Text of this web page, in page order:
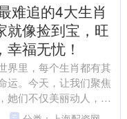
难追的4大生肖
就像捡到宝，旺
福无忧！
界里，每个生肖都有其
运。今天，让我们聚焦
她们不仅美丽动人，更
的旺夫特质。娶到她